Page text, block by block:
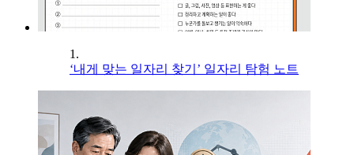
1.
‘내게 맞는 일자리 찾기’ 일자리 탐험 노트